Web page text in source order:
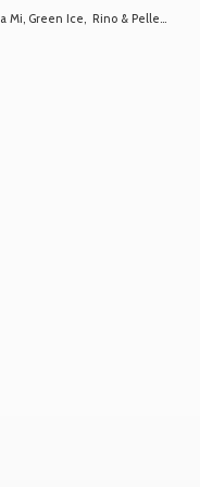
Green Ice, Rino & Pelle...